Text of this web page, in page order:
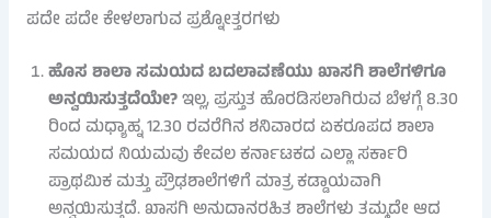
ಪದೇ ಪದೇ ಕೇಳಲಾಗುವ ಪ್ರಶ್ನೋತ್ತರಗಳು
ಹೊಸ ಶಾಲಾ ಸಮಯದ ಬದಲಾವಣೆಯು ಖಾಸಗಿ ಶಾಲೆಗಳಿಗೂ
ಅನ್ವಯಿಸುತ್ತದೆಯೇ?ಇಲ್ಲ, ಪ್ರಸ್ತುತ ಹೊರಡಿಸಲಾಗಿರುವ ಬೆಳಗ್ಗೆ 8.30
ರಿಂದ ಮಧ್ಯಾಹ್ನ 12.30 ರವರೆಗಿನ ಶನಿವಾರದ ಏಕರೂಪದ ಶಾಲಾ
ಸಮಯದ ನಿಯಮವು ಕೇವಲ ಕರ್ನಾಟಕದ ಎಲ್ಲಾ ಸರ್ಕಾರಿ
ಪ್ರಾಥಮಿಕ ಮತ್ತು ಪ್ರೌಢಶಾಲೆಗಳಿಗೆ ಮಾತ್ರ ಕಡ್ಡಾಯವಾಗಿ
ಅನ್ವಯಿಸುತ್ತದೆ. ಖಾಸಗಿ ಅನುದಾನರಹಿತ ಶಾಲೆಗಳು ತಮ್ಮದೇ ಆದ